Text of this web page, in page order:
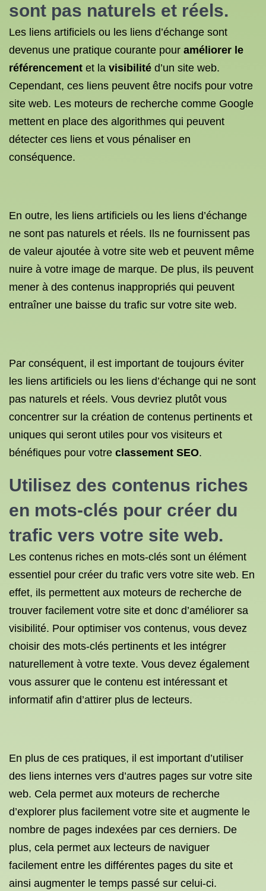
sont pas naturels et réels.
Les liens artificiels ou les liens d’échange sont
devenus une pratique courante pour améliorer le
référencement et la visibilité d’un site web.
Cependant, ces liens peuvent être nocifs pour votre
site web. Les moteurs de recherche comme Google
mettent en place des algorithmes qui peuvent
détecter ces liens et vous pénaliser en
conséquence.
En outre, les liens artificiels ou les liens d’échange
ne sont pas naturels et réels. Ils ne fournissent pas
de valeur ajoutée à votre site web et peuvent même
nuire à votre image de marque. De plus, ils peuvent
mener à des contenus inappropriés qui peuvent
entraîner une baisse du trafic sur votre site web.
Par conséquent, il est important de toujours éviter
les liens artificiels ou les liens d’échange qui ne sont
pas naturels et réels. Vous devriez plutôt vous
concentrer sur la création de contenus pertinents et
uniques qui seront utiles pour vos visiteurs et
bénéfiques pour votre classement SEO.
Utilisez des contenus riches
en mots-clés pour créer du
trafic vers votre site web.
Les contenus riches en mots-clés sont un élément
essentiel pour créer du trafic vers votre site web. En
effet, ils permettent aux moteurs de recherche de
trouver facilement votre site et donc d’améliorer sa
visibilité. Pour optimiser vos contenus, vous devez
choisir des mots-clés pertinents et les intégrer
naturellement à votre texte. Vous devez également
vous assurer que le contenu est intéressant et
informatif afin d’attirer plus de lecteurs.
En plus de ces pratiques, il est important d’utiliser
des liens internes vers d’autres pages sur votre site
web. Cela permet aux moteurs de recherche
d’explorer plus facilement votre site et augmente le
nombre de pages indexées par ces derniers. De
plus, cela permet aux lecteurs de naviguer
facilement entre les différentes pages du site et
ainsi augmenter le temps passé sur celui-ci.